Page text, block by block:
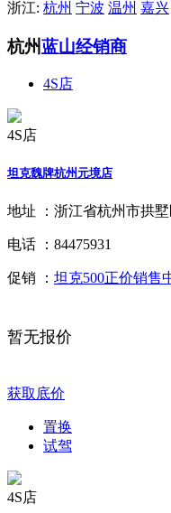
浙江: 杭州 宁波 温州 嘉兴
杭州蓝山经销商
4S店
4S店
坦克魏牌杭州元境店
地址 ： 浙江省杭州市拱
电话 ： 84475931
促销 ： 坦克500正价销售
暂无报价
获取底价
置换
试驾
4S店